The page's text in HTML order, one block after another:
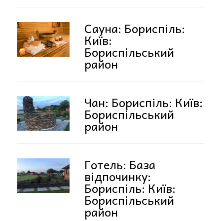
Сауна: Бориспіль:
Київ:
Бориспільський
район
Чан: Бориспіль: Київ:
Бориспільський
район
Готель: База
відпочинку:
Бориспіль: Київ:
Бориспільський
район